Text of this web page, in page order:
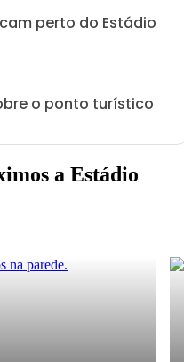
perto do Estádio
o ponto turístico
a Estádio